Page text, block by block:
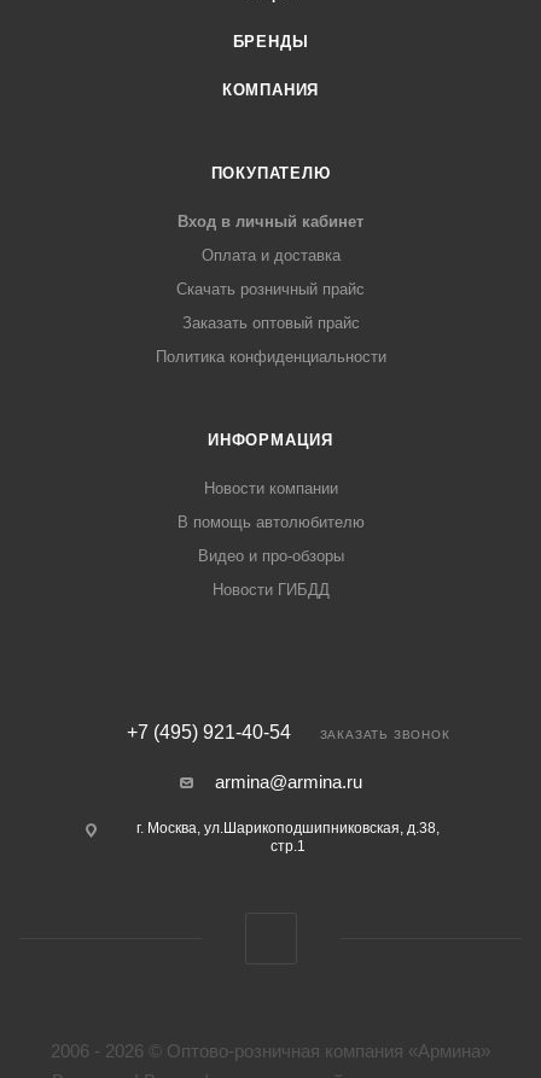
БРЕНДЫ
КОМПАНИЯ
ПОКУПАТЕЛЮ
Вход в личный кабинет
Оплата и доставка
Скачать розничный прайс
Заказать оптовый прайс
Политика конфиденциальности
ИНФОРМАЦИЯ
Новости компании
В помощь автолюбителю
Видео и про-обзоры
Новости ГИБДД
+7 (495) 921-40-54 ЗАКАЗАТЬ ЗВОНОК
armina@armina.ru
г. Москва, ул.Шарикоподшипниковская, д.38,
стр.1
2006 - 2026 © Оптово-розничная компания «Армина»